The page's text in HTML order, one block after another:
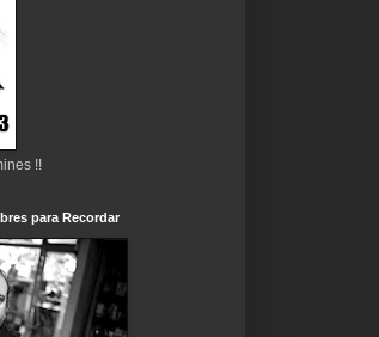
!!
para Recordar